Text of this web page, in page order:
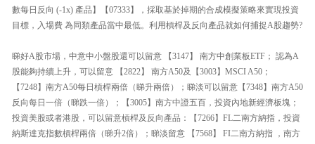
數每日反向 (-1x) 產品】【07333】，採取基於掉期的合成模擬策略來實現投資
目標，入場費 為同類產品當中最低。利用槓桿及反向產品就如何捕捉A股趨勢?
睇好A股市場，中意中小盤股還可以留意 【3147】 南方中創業板ETF； 認為A
股能夠持續上升，可以留意 【2822】 南方A50及【3003】MSCI A50；
【7248】南方A50每日槓桿兩倍（睇升兩倍）；睇淡可以留意【7348】南方A50
反向每日一倍（睇跌一倍）；【3005】南方中證五百，投資內地新經濟板塊；
投資美股或者港股，可以留意槓桿及反向產品：【7266】FL二南方納指，投資
納斯達克指數槓桿兩倍（睇升2倍）；睇淡留意 【7568】 FI二南方納指 ，南方